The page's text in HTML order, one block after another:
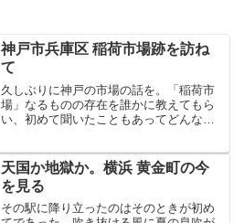
神戸市兵庫区 稲荷市場跡を訪ね
て
久しぶりに神戸の市場の話を。「稲荷市
場」なるものの存在を誰かに教えてもら
い、初めて聞いたこともあってどんなと
崎重工の近く。ハーバーランド駅からい
そいそと歩き出し、この...
天国か地獄か。横浜 黄金町の今
を見る
その駅に降り立ったのはそのときが初め